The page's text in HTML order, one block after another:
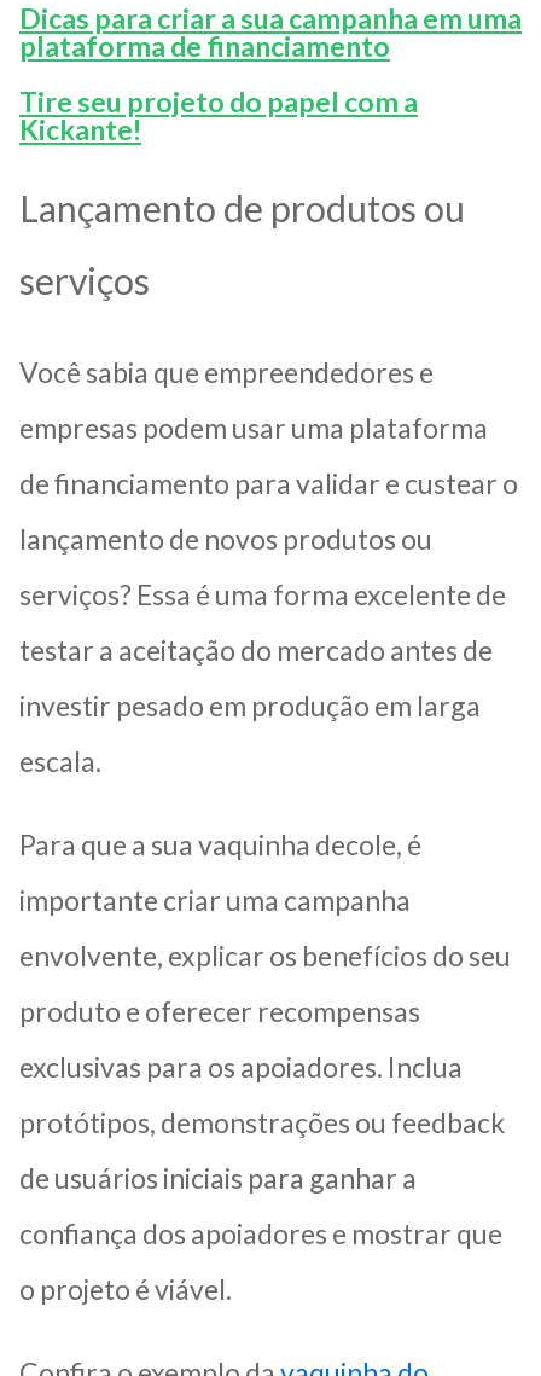
Dicas para criar a sua campanha em uma
plataforma de financiamento
Tire seu projeto do papel com a
Kickante!
Lançamento de produtos ou
serviços
Você sabia que empreendedores e
empresas podem usar uma plataforma
de financiamento para validar e custear o
lançamento de novos produtos ou
serviços? Essa é uma forma excelente de
testar a aceitação do mercado antes de
investir pesado em produção em larga
escala.
Para que a sua vaquinha decole, é
importante criar uma campanha
envolvente, explicar os benefícios do seu
produto e oferecer recompensas
exclusivas para os apoiadores. Inclua
protótipos, demonstrações ou feedback
de usuários iniciais para ganhar a
confiança dos apoiadores e mostrar que
o projeto é viável.